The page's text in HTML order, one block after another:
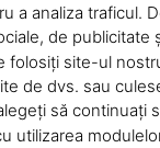
Muzicale
2026
din spitalul
de pe reţelele
2026
a analiza traficul.
de publicitate
folosiți site-ul
de dvs. sau
să continuați
utilizarea